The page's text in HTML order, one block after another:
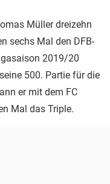
Müller dreizehn
sechs Mal den DFB-
2019/20
500. Partie für die
er mit dem FC
Mal das Triple.